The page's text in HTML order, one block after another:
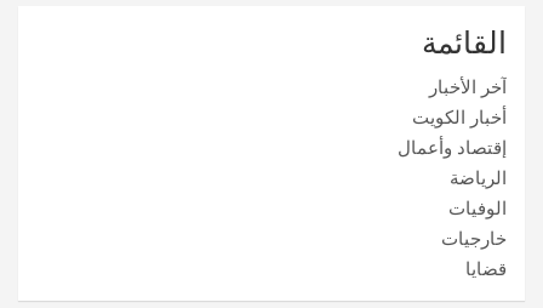
القائمة
آخر الأخبار
أخبار الكويت
إقتصاد وأعمال
الرياضة
الوفيات
خارجيات
قضايا